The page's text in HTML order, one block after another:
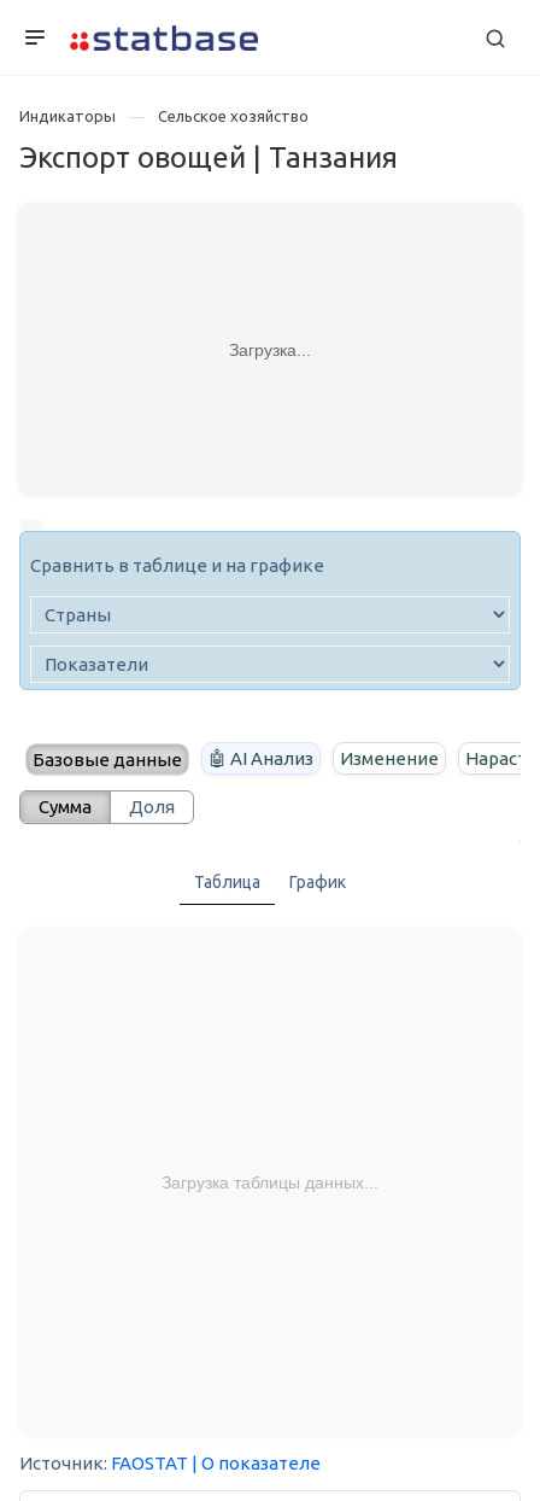
Индикаторы Сельское хозяйство
Экспорт овощей | Танзания
Загрузка...
Сравнить в таблице и на графике
Базовые данные 🤖 AI Анализ Изменение
Сумма Доля
Таблица График
Загрузка таблицы данных...
Источник: FAOSTAT | О показателе